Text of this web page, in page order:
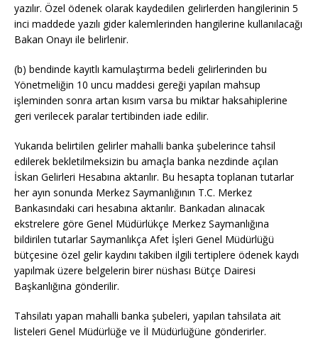
yazılır. Özel ödenek olarak kaydedilen gelirlerden hangilerinin 5
inci maddede yazılı gider kalemlerinden hangilerine kullanılacağı
Bakan Onayı ile belirlenir.
(b) bendinde kayıtlı kamulaştırma bedeli gelirlerinden bu
Yönetmeliğin 10 uncu maddesi gereği yapılan mahsup
işleminden sonra artan kısım varsa bu miktar haksahiplerine
geri verilecek paralar tertibinden iade edilir.
Yukarıda belirtilen gelirler mahalli banka şubelerince tahsil
edilerek bekletilmeksizin bu amaçla banka nezdinde açılan
İskan Gelirleri Hesabına aktarılır. Bu hesapta toplanan tutarlar
her ayın sonunda Merkez Saymanlığının T.C. Merkez
Bankasındaki cari hesabına aktarılır. Bankadan alınacak
ekstrelere göre Genel Müdürlükçe Merkez Saymanlığına
bildirilen tutarlar Saymanlıkça Afet İşleri Genel Müdürlüğü
bütçesine özel gelir kaydını takiben ilgili tertiplere ödenek kaydı
yapılmak üzere belgelerin birer nüshası Bütçe Dairesi
Başkanlığına gönderilir.
Tahsilatı yapan mahalli banka şubeleri, yapılan tahsilata ait
listeleri Genel Müdürlüğe ve İl Müdürlüğüne gönderirler.